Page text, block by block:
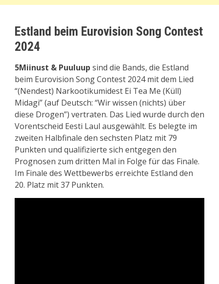
Estland beim Eurovision Song Contest
2024
5Miinust & Puuluup sind die Bands, die Estland
beim Eurovision Song Contest 2024 mit dem Lied
“(Nendest) Narkootikumidest Ei Tea Me (Küll)
Midagi” (auf Deutsch: “Wir wissen (nichts) über
diese Drogen”) vertraten. Das Lied wurde durch den
Vorentscheid Eesti Laul ausgewählt. Es belegte im
zweiten Halbfinale den sechsten Platz mit 79
Punkten und qualifizierte sich entgegen den
Prognosen zum dritten Mal in Folge für das Finale.
Im Finale des Wettbewerbs erreichte Estland den
20. Platz mit 37 Punkten.